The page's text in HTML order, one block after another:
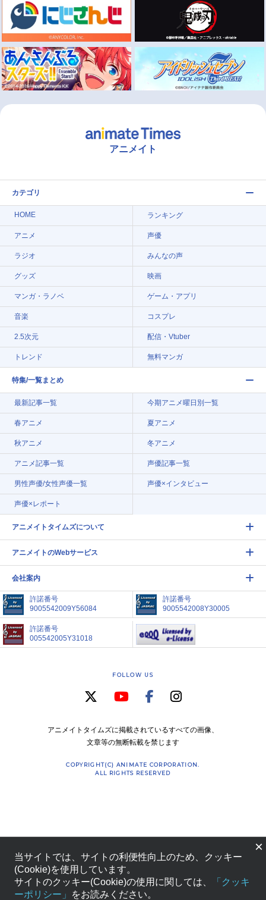
アニメイト
カテゴリ
HOME ランキング
アニメ 声優
ラジオ みんなの声
グッズ 映画
マンガ・ラノベ ゲーム・アプリ
音楽 コスプレ
2.5次元 配信・Vtuber
トレンド 無料マンガ
特集/一覧まとめ
最新記事一覧 今期アニメ曜日別一覧
春アニメ 夏アニメ
秋アニメ 冬アニメ
アニメ記事一覧 声優記事一覧
男性声優/女性声優一覧 声優×インタビュー
声優×レポート
アニメイトタイムズについて
アニメイトのWebサービス
会社案内
許諾番号
9005542009Y56084
許諾番号
9005542008Y30005
許諾番号
005542005Y31018
FOLLOW US
アニメイトタイムズに掲載されているすべての画像、
文章等の無断転載を禁じます
COPYRIGHT(C) ANIMATE CORPORATION.
ALL RIGHTS RESERVED
×
当サイトでは、サイトの利便性向上のため、クッキー
(Cookie)を使用しています。
サイトのクッキー(Cookie)の使用に関しては、
「クッキ
ーポリシー」
をお読みください。